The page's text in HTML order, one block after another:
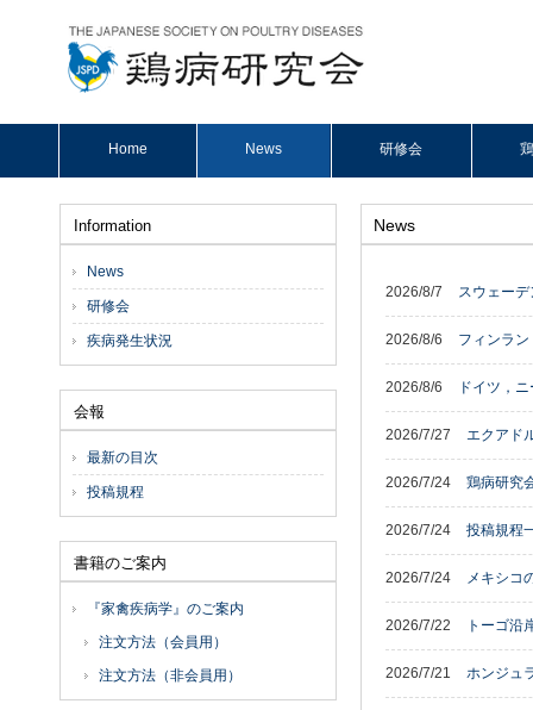
Home News 研修会
News
2026/8/7 スウェー
2026/8/6 フィンラ
2026/8/6 ドイツ，
2026/7/27 エクアド
2026/7/24 鶏病研究
2026/7/24 投稿規程
2026/7/24 メキシコ
2026/7/22 トーゴ沿
2026/7/21 ホンジュ
Information
News
研修会
疾病発生状況
会報
最新の目次
投稿規程
書籍のご案内
『家禽疾病学』のご案内
注文方法（会員用）
注文方法（非会員用）